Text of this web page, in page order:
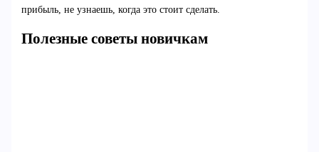
прибыль, не узнаешь, когда это стоит сделать.
Полезные советы новичкам